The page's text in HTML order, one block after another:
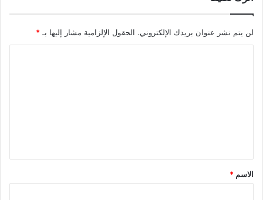
لن يتم نشر عنوان بريدك الإلكتروني. الحقول الإلزامية مشار إليها بـ *
ق
*
الاسم *